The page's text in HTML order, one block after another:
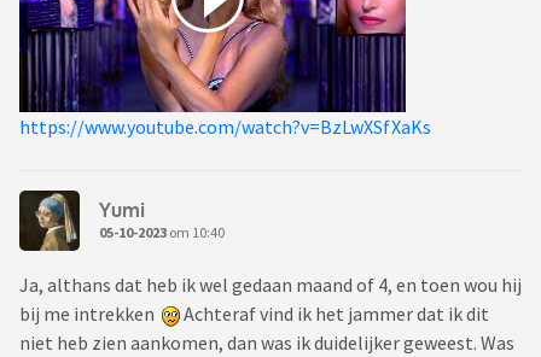
https://www.youtube.com/watch?v=BzLwXSfXaKs
Yumi
05-10-2023 om 10:40
Ja, althans dat heb ik wel gedaan maand of 4, en toen wou hij
bij me intrekken
Achteraf vind ik het jammer dat ik dit
niet heb zien aankomen, dan was ik duidelijker geweest. Was